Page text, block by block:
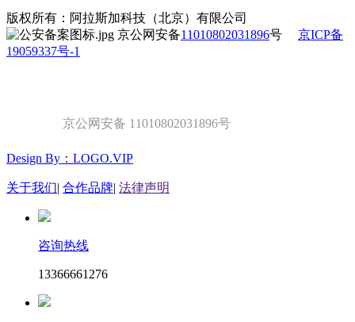
版权所有：阿拉斯加科技（北京）有限公司
京公网安备11010802031896号 京ICP备
19059337号-1
京公网安备 11010802031896号
Design By：LOGO.VIP
关于我们| 合作品牌| 法律声明
咨询热线
13366661276